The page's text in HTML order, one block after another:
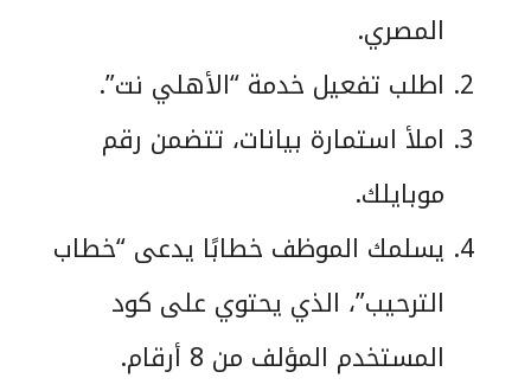
المصري.
اطلب تفعيل خدمة “الأهلي نت”.
املأ استمارة بيانات، تتضمن رقم
موبايلك.
يسلمك الموظف خطابًا يدعى “خطاب
الترحيب”، الذي يحتوي على كود
المستخدم المؤلف من 8 أرقام.